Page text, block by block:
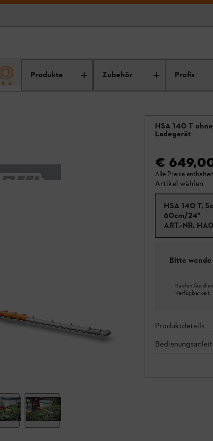
Produkte Zubehör Profis
HSA 140 T
Ladegerät
€
Alle Preise
Artikel wählen
HSA 140 T,
60cm/24"
ART.-NR.
Bitte
Kaufen Sie
Verfügbarkeit.
Produktdetails